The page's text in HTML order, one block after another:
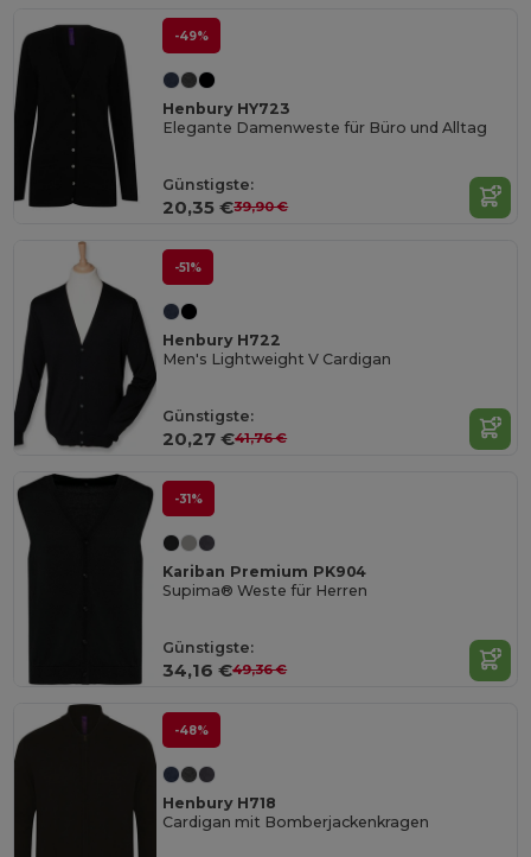
-49%
Henbury HY723
Elegante Damenweste für Büro und Alltag
Günstigste:
20,35 €39,90 €
-51%
Henbury H722
Men's Lightweight V Cardigan
Günstigste:
20,27 €41,76 €
-31%
Kariban Premium PK904
Supima® Weste für Herren
Günstigste:
34,16 €49,36 €
-48%
Henbury H718
Cardigan mit Bomberjackenkragen